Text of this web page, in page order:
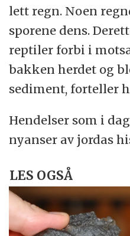
lett regn. Noen
sporene dens.
reptiler forbi i
bakken herdet og
sediment, forteller
Hendelser som i
nyanser av jordas
LES OGSÅ